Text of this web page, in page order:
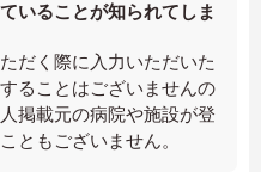
いることが知られてしま
だく際に入力いただいた
ることはございませんの
掲載元の病院や施設が登
ともございません。